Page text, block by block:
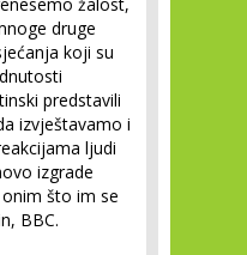
druge
koji su
predstavili
izvještavamo i
ljudi
izgrade
što im se
BBC.